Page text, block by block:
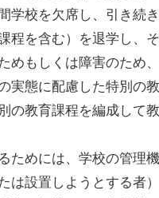
学校を欠席し、引き続
程を含む）を退学し、
めもしくは障害のため
実態に配慮した特別の
の教育課程を編成して
ためには、学校の管理
は設置しようとする者